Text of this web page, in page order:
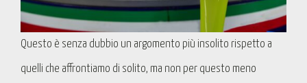
Questo è senza dubbio un argomento più insolito rispetto a
quelli che affrontiamo di solito, ma non per questo meno